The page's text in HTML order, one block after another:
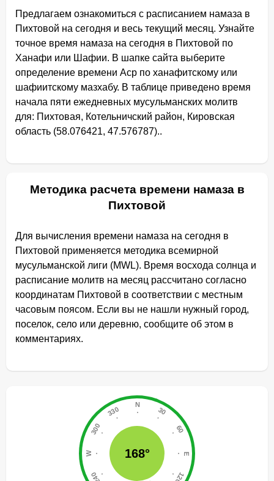
Предлагаем ознакомиться с расписанием намаза в
Пихтовой на сегодня и весь текущий месяц. Узнайте
точное время намаза на сегодня в Пихтовой по
Ханафи или Шафии. В шапке сайта выберите
определение времени Аср по ханафитскому или
шафиитскому мазхабу. В таблице приведено время
начала пяти ежедневных мусульманских молитв
для: Пихтовая, Котельничский район, Кировская
область (58.076421, 47.576787)..
Методика расчета времени намаза в
Пихтовой
Для вычисления времени намаза на сегодня в
Пихтовой применяется методика всемирной
мусульманской лиги (MWL). Время восхода солнца и
расписание молитв на месяц рассчитано согласно
координатам Пихтовой в соответствии с местным
часовым поясом. Если вы не нашли нужный город,
поселок, село или деревню, сообщите об этом в
комментариях.
168°